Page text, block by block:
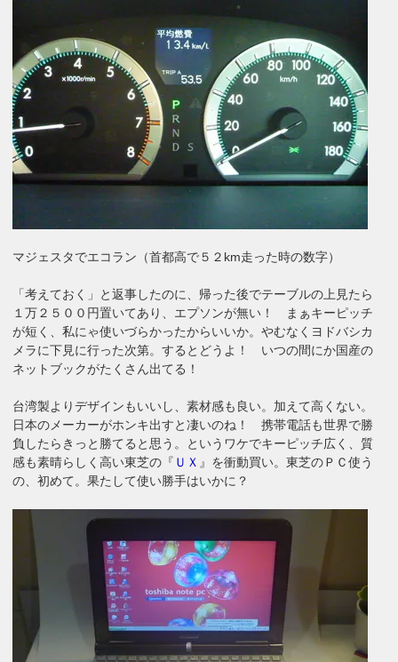
マジェスタでエコラン（首都高で５２km走った時の数字）
「考えておく」と返事したのに、帰った後でテーブルの上見たら
１万２５００円置いてあり、エプソンが無い！ まぁキーピッチ
が短く、私にゃ使いづらかったからいいか。やむなくヨドバシカ
メラに下見に行った次第。するとどうよ！ いつの間にか国産の
ネットブックがたくさん出てる！
台湾製よりデザインもいいし、素材感も良い。加えて高くない。
日本のメーカーがホンキ出すと凄いのね！ 携帯電話も世界で勝
負したらきっと勝てると思う。というワケでキーピッチ広く、質
感も素晴らしく高い東芝の『 ＵＸ 』を衝動買い。東芝のＰＣ使う
の、初めて。果たして使い勝手はいかに？